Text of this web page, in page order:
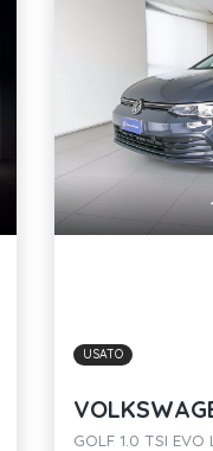
USATO
GOLF 1.0 TSI EVO